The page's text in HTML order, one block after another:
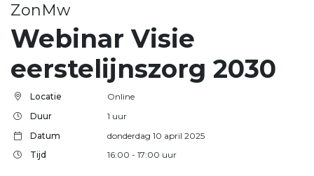
ZonMw
Webinar Visie
eerstelijnszorg 2030
Locatie
Online
Duur
1 uur
Datum
donderdag 10 april 2025
Tijd
16:00 - 17:00 uur